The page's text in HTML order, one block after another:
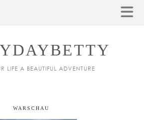
LIFE A BEAUTIFUL ADVENTURE
WARSCHAU